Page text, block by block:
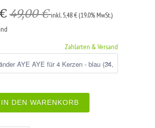
49,00 €inkl. 5,48 € (19.0% MwSt.)
Zahlarten & Versand
IN DEN WARENKORB